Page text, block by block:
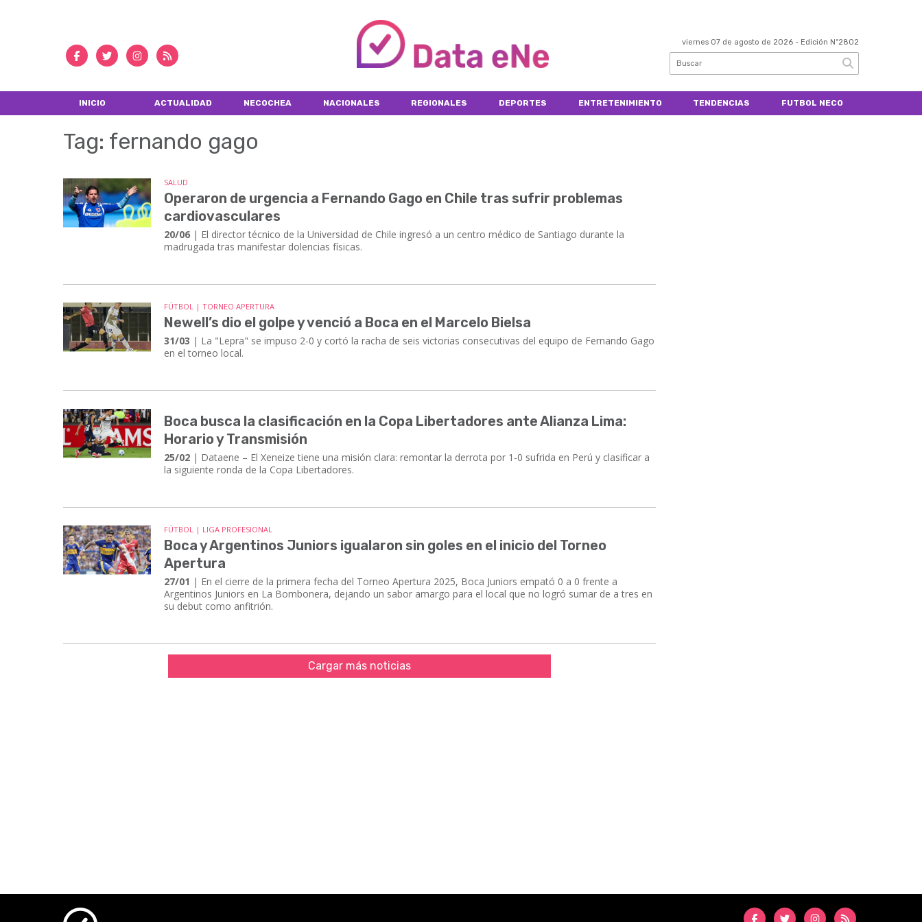
viernes 07 de agosto de 2026 - Edición Nº2802
INICIO ACTUALIDAD NECOCHEA NACIONALES REGIONALES DEPORTES ENTRETENIMIENTO TENDENCIAS FUTBOL NECO
Tag: fernando gago
SALUD
Operaron de urgencia a Fernando Gago en Chile tras sufrir problemas
cardiovasculares
20/06 | El director técnico de la Universidad de Chile ingresó a un centro médico de Santiago durante la
madrugada tras manifestar dolencias físicas.
FÚTBOL | TORNEO APERTURA
Newell’s dio el golpe y venció a Boca en el Marcelo Bielsa
31/03 | La "Lepra" se impuso 2-0 y cortó la racha de seis victorias consecutivas del equipo de Fernando Gago
en el torneo local.
Boca busca la clasificación en la Copa Libertadores ante Alianza Lima:
Horario y Transmisión
25/02 | ​​​​​​​Dataene – El Xeneize tiene una misión clara: remontar la derrota por 1-0 sufrida en Perú y clasificar a
la siguiente ronda de la Copa Libertadores.
FÚTBOL | LIGA PROFESIONAL
Boca y Argentinos Juniors igualaron sin goles en el inicio del Torneo
Apertura
27/01 | En el cierre de la primera fecha del Torneo Apertura 2025, Boca Juniors empató 0 a 0 frente a
Argentinos Juniors en La Bombonera, dejando un sabor amargo para el local que no logró sumar de a tres en
su debut como anfitrión.
Cargar más noticias